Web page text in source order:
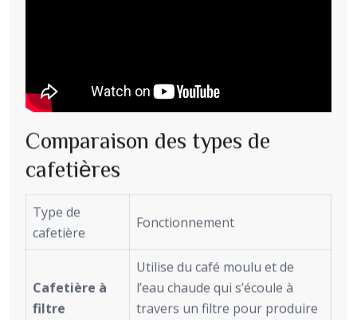
Comparaison des types de
cafetières
Type de
cafetière
Fonctionnement
Cafetière à
filtre
Utilise du café moulu et de
l’eau chaude qui s’écoule à
travers un filtre pour produire